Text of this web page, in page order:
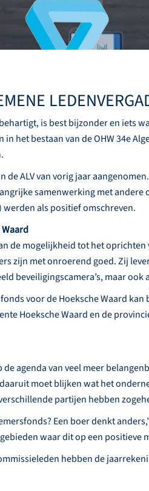
is best bijzonder en iets
het bestaan van de OHW 34e
ALV van vorig jaar
samenwerking met
werden als positief omschreven.
de mogelijkheid tot het
zijn met onroerend goed. Zij
maar ook
voor de Hoeksche Waard
Hoeksche Waard en de
agenda van veel meer
moet blijken wat het
partijen hebben
Een boer denkt
waar dit op een positieve
hebben de